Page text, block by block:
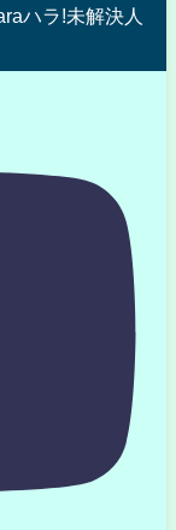
ハラ!未解決人